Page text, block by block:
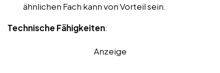
ähnlichen Fach kann von Vorteil sein.
Technische Fähigkeiten:
Anzeige